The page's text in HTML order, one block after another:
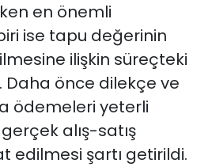
en önemli
ise tapu değerinin
ilişkin süreçteki
Daha önce dilekçe ve
ödemeleri yeterli
alış-satış
edilmesi şartı getirildi.